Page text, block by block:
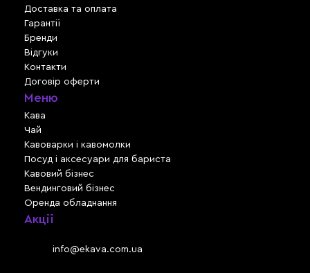
Доставка та оплата
Гарантії
Бренди
Відгуки
Контакти
Договір оферти
Меню
Кава
Чай
Кавоварки і кавомолки
Посуд і аксесуари для бариста
Кавовий бізнес
Вендинговий бізнес
Оренда обладнання
Акції
info@ekava.com.ua